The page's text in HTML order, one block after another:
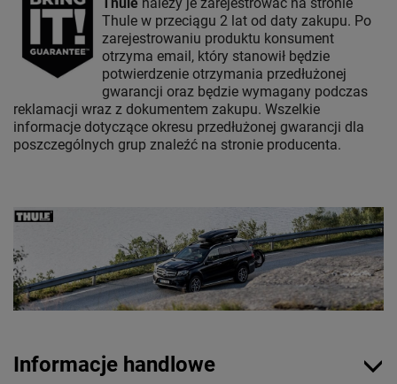
Thule należy je zarejestrować na stronie
Thule w przeciągu 2 lat od daty zakupu. Po
zarejestrowaniu produktu konsument
otrzyma email, który stanowił będzie
potwierdzenie otrzymania przedłużonej
gwarancji oraz będzie wymagany podczas
reklamacji wraz z dokumentem zakupu. Wszelkie
informacje dotyczące okresu przedłużonej gwarancji dla
poszczególnych grup znaleźć na stronie producenta.
Informacje handlowe